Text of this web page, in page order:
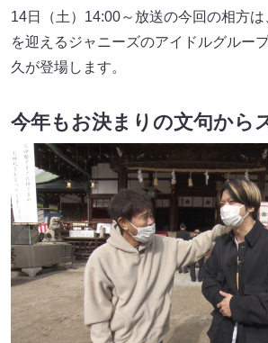
14日（土）14:00～放送の今回の相方
を迎えるジャニーズのアイドルグルー
久が登場します。
今年もお決まりの文句から